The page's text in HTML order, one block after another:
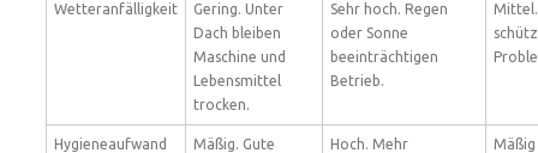
Wetteranfälligkeit
Gering. Unter
Dach bleiben
Maschine und
Lebensmittel
trocken.
Sehr hoch. Regen
oder Sonne
beeinträchtigen
Betrieb.
Hygieneaufwand
Mäßig. Gute
Hoch. Mehr
Mäßig